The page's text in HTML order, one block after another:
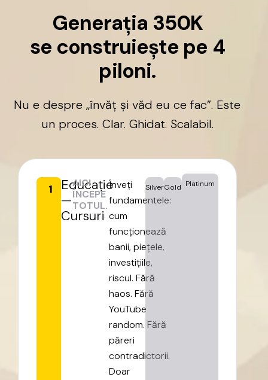
Generația 350K
se construiește pe 4
piloni.
Nu e despre „învăț și văd eu ce fac”. Este
un proces. Clar. Ghidat. Scalabil.
1
Educație
—
Cursuri
AICI
ÎNCEPE
TOTUL.
Înveți
fundamentele:
cum
funcționează
banii, piețele,
investițiile,
riscul. Fără
haos. Fără
YouTube
random. Fără
păreri
contradictorii.
Doar
SilverGold Platinum